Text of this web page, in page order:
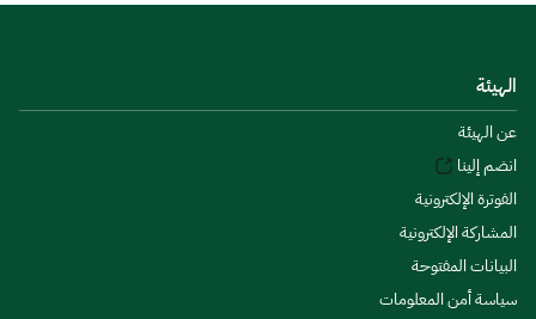
الهيئة
عن الهيئة
انضم إلينا
الفوترة الإلكترونية
المشاركة الإلكترونية
البيانات المفتوحة
سياسة أمن المعلومات